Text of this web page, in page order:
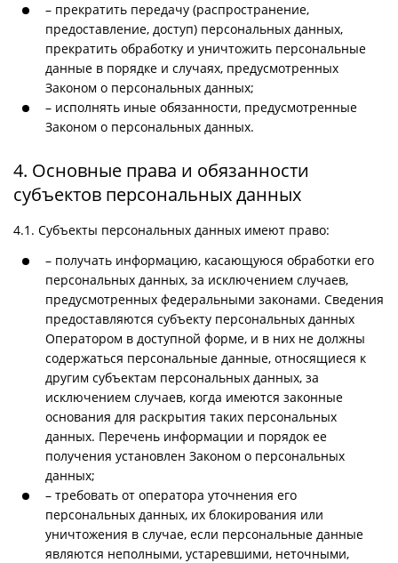
– прекратить передачу (распространение,
предоставление, доступ) персональных данных,
прекратить обработку и уничтожить персональные
данные в порядке и случаях, предусмотренных
Законом о персональных данных;
– исполнять иные обязанности, предусмотренные
Законом о персональных данных.
4. Основные права и обязанности
субъектов персональных данных
4.1. Субъекты персональных данных имеют право:
– получать информацию, касающуюся обработки его
персональных данных, за исключением случаев,
предусмотренных федеральными законами. Сведения
предоставляются субъекту персональных данных
Оператором в доступной форме, и в них не должны
содержаться персональные данные, относящиеся к
другим субъектам персональных данных, за
исключением случаев, когда имеются законные
основания для раскрытия таких персональных
данных. Перечень информации и порядок ее
получения установлен Законом о персональных
данных;
– требовать от оператора уточнения его
персональных данных, их блокирования или
уничтожения в случае, если персональные данные
являются неполными, устаревшими, неточными,